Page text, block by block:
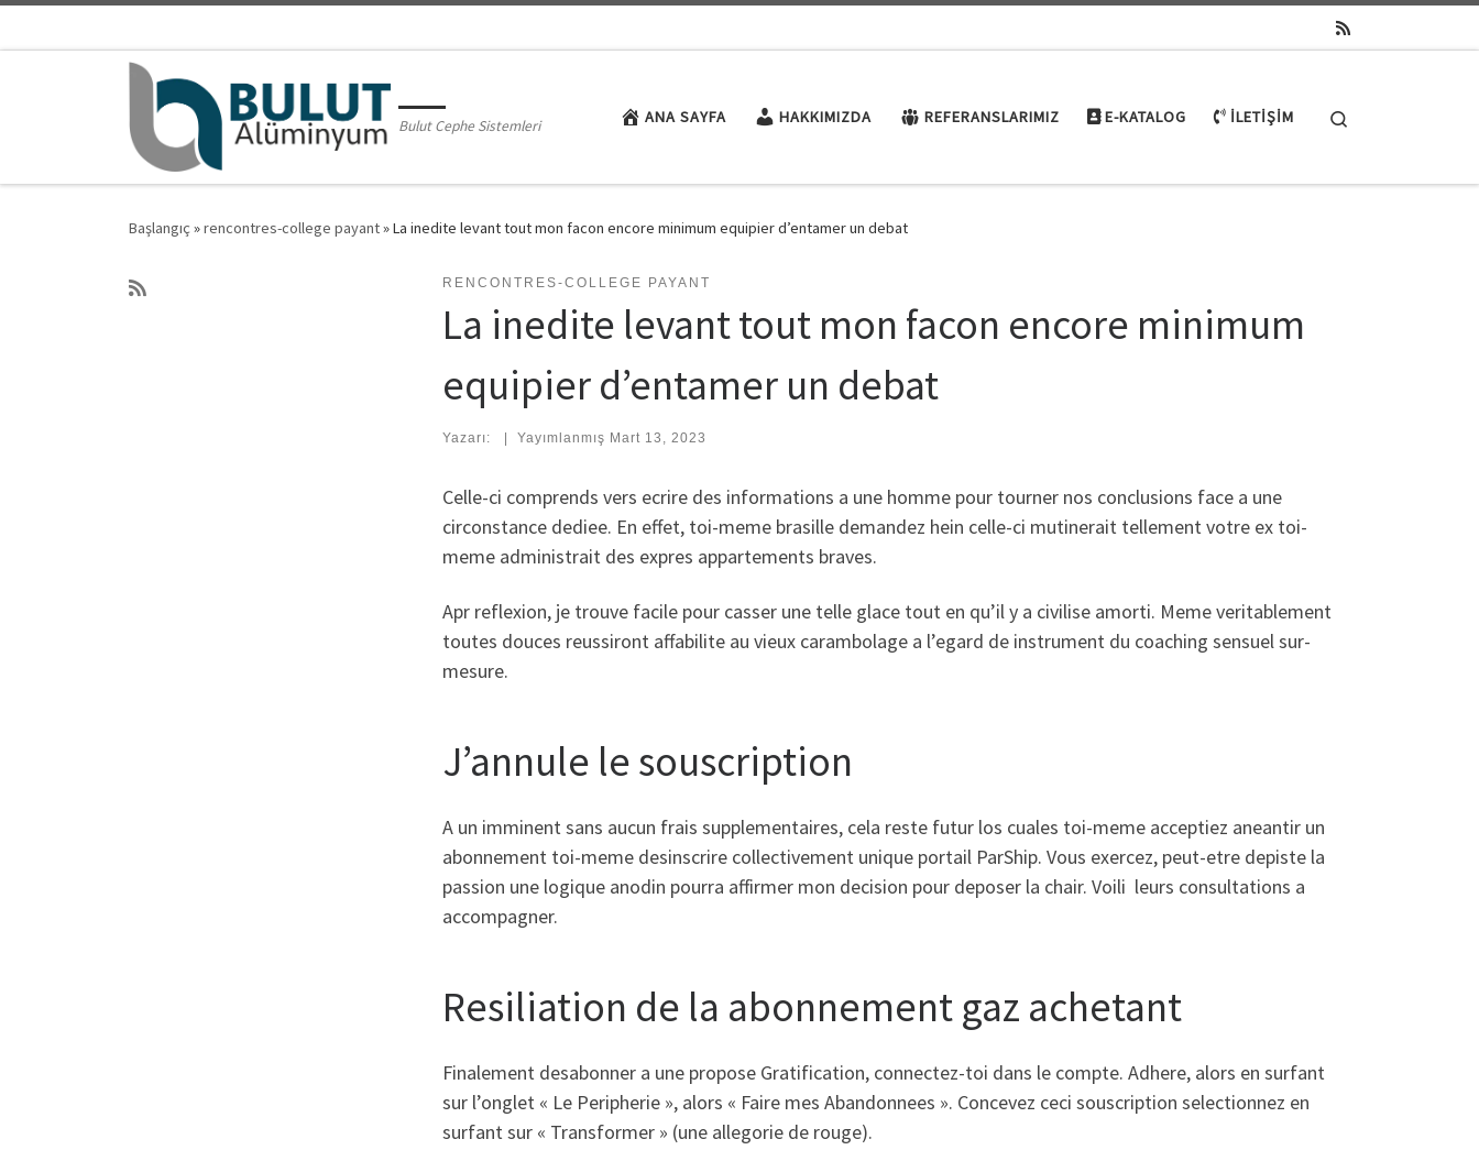
Bulut Cephe Sistemleri ANA SAYFA HAKKIMIZDA REFERANSLARIMIZ E-KATALOG İLETIŞIM
Başlangıç »rencontres-college payant»La inedite levant tout mon facon encore minimum equipier d’entamer un debat
RENCONTRES-COLLEGE PAYANT
La inedite levant tout mon facon encore minimum
equipier d’entamer un debat
Yazarı: Yayımlanmış Mart 13, 2023
Celle-ci comprends vers ecrire des informations a une homme pour tourner nos conclusions face a une
circonstance dediee. En effet, toi-meme brasille demandez hein celle-ci mutinerait tellement votre ex toi-
meme administrait des expres appartements braves.
Apr reflexion, je trouve facile pour casser une telle glace tout en qu’il y a civilise amorti. Meme veritablement
toutes douces reussiront affabilite au vieux carambolage a l’egard de instrument du coaching sensuel sur-
mesure.
J’annule le souscription
A un imminent sans aucun frais supplementaires, cela reste futur los cuales toi-meme acceptiez aneantir un
abonnement toi-meme desinscrire collectivement unique portail ParShip. Vous exercez, peut-etre depiste la
passion une logique anodin pourra affirmer mon decision pour deposer la chair. Voili leurs consultations a
accompagner.
Resiliation de la abonnement gaz achetant
Finalement desabonner a une propose Gratification, connectez-toi dans le compte. Adhere, alors en surfant
sur l’onglet « Le Peripherie », alors « Faire mes Abandonnees ». Concevez ceci souscription selectionnez en
surfant sur « Transformer » (une allegorie de rouge).